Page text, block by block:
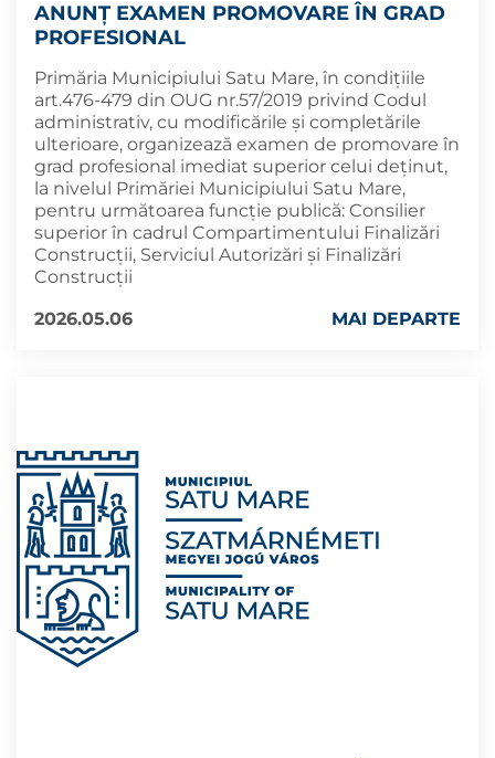
ANUNȚ EXAMEN PROMOVARE ÎN GRAD
PROFESIONAL
Primăria Municipiului Satu Mare, în condițiile
art.476-479 din OUG nr.57/2019 privind Codul
administrativ, cu modificările şi completările
ulterioare, organizează examen de promovare în
grad profesional imediat superior celui deținut,
la nivelul Primăriei Municipiului Satu Mare,
pentru următoarea funcție publică: Consilier
superior în cadrul Compartimentului Finalizări
Construcții, Serviciul Autorizări și Finalizări
Construcții
2026.05.06
MAI DEPARTE